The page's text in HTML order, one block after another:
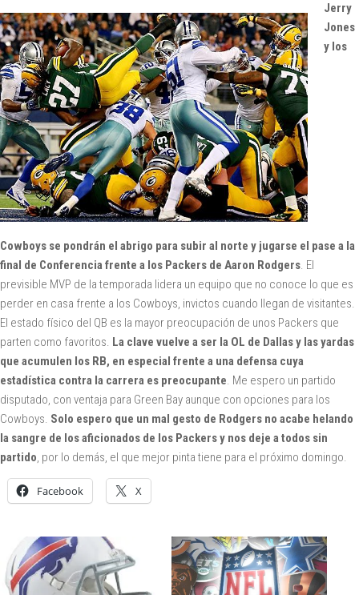
Jerry
Jones
y los
Cowboys se pondrán el abrigo para subir al norte y jugarse el pase a la
final de Conferencia frente a los Packers de Aaron Rodgers . El
previsible MVP de la temporada lidera un equipo que no conoce lo que es
perder en casa frente a los Cowboys, invictos cuando llegan de visitantes.
El estado físico del QB es la mayor preocupación de unos Packers que
parten como favoritos. La clave vuelve a ser la OL de Dallas y las yardas
que acumulen los RB, en especial frente a una defensa cuya
estadística contra la carrera es preocupante . Me espero un partido
disputado, con ventaja para Green Bay aunque con opciones para los
Cowboys. Solo espero que un mal gesto de Rodgers no acabe helando
la sangre de los aficionados de los Packers y nos deje a todos sin
partido , por lo demás, el que mejor pinta tiene para el próximo domingo.
Facebook X